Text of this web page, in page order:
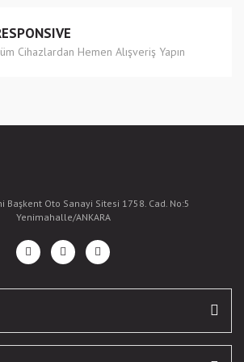
Cihazlardan Hemen Alışveriş Yapın
Başkent Oto Sanayi Sitesi 1758. Cad. No:5
Yenimahalle/ANKARA